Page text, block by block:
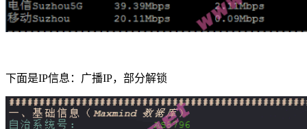
下面是IP信息：广播IP，部分解锁